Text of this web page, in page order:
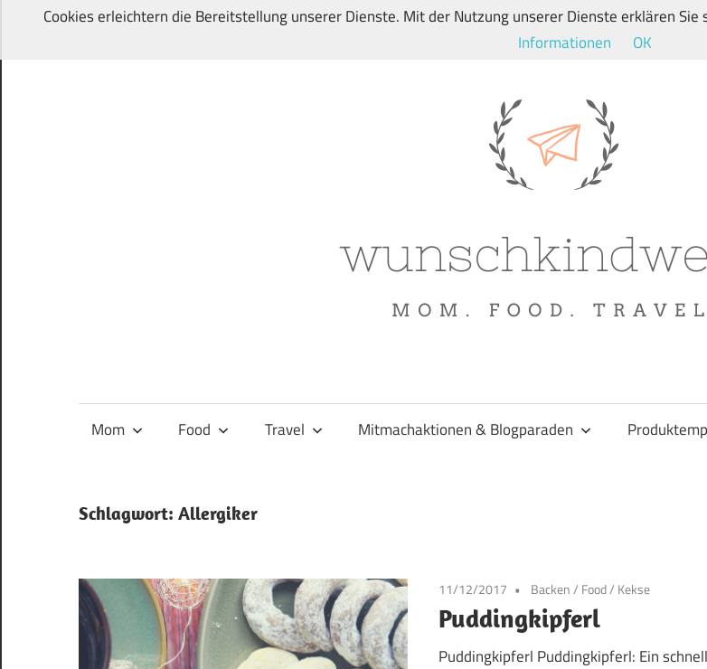
Zum
ihren
Familien-,
und
Travelblog
Mom Food Travel Mitmachaktionen & Blogparaden
Schlagwort: Allergiker
11/12/2017 Backen/ Food/ Kekse
Puddingkipferl
Puddingkipferl Puddingkipferl: Ein
Cookies erleichtern die Bereitstellung unserer Dienste. Mit der Nutzung unserer Dienste erklären
Informationen
OK